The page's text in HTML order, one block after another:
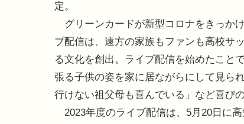
定。
グリーンカードが新型コロナをきっか
ブ配信は、遠方の家族もファンも高校サ
る文化を創出。ライブ配信を始めたこと
張る子供の姿を家に居ながらにして見ら
行けない祖父母も喜んでいる」など喜び
2023年度のライブ配信は、5月20日に